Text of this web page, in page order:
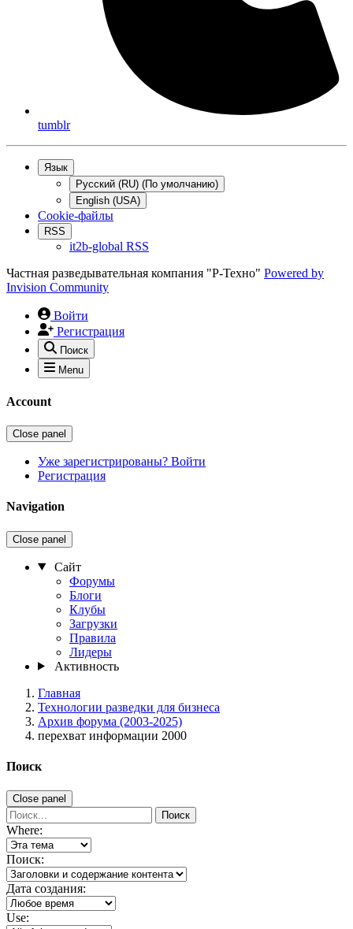
tumblr
Язык
Русский (RU) (По умолчанию)
English (USA)
Cookie-файлы
RSS
it2b-global RSS
Частная разведывательная компания "Р-Техно" Powered by
Invision Community
Войти
Регистрация
Поиск
Menu
Account
Close panel
Уже зарегистрированы? Войти
Регистрация
Navigation
Close panel
Сайт
Форумы
Блоги
Клубы
Загрузки
Правила
Лидеры
Активность
Главная
Технологии разведки для бизнеса
Архив форума (2003-2025)
перехват информации 2000
Поиск
Close panel
Поиск
Where:
Поиск:
Дата создания:
Use: